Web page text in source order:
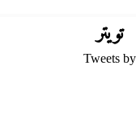
تويتر
Tweets by